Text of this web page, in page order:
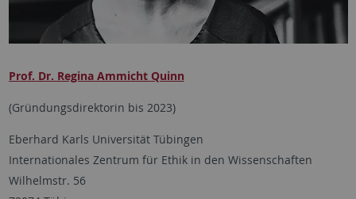
Prof. Dr. Regina Ammicht Quinn
(Gründungsdirektorin bis 2023)
Eberhard Karls Universität Tübingen
Internationales Zentrum für Ethik in den Wissenschaften
Wilhelmstr. 56